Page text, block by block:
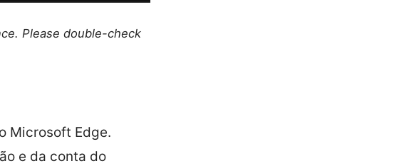
Please double-check
Microsoft Edge.
e da conta do